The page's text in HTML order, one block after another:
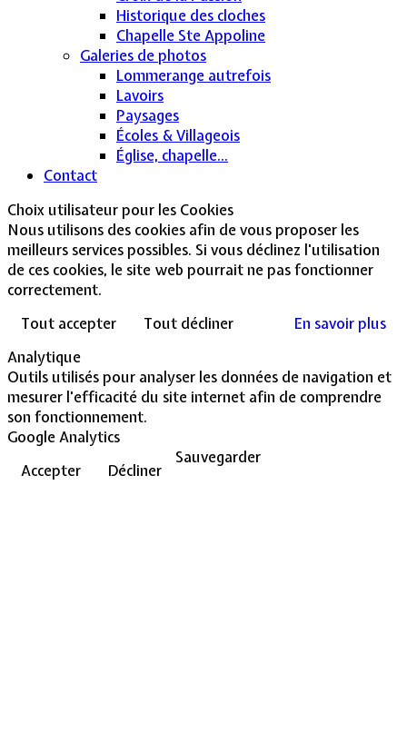
Historique des cloches
Chapelle Ste Appoline
Galeries de photos
Lommerange autrefois
Lavoirs
Paysages
Écoles & Villageois
Église, chapelle...
Contact
Choix utilisateur pour les Cookies
Nous utilisons des cookies afin de vous proposer les
meilleurs services possibles. Si vous déclinez l'utilisation
de ces cookies, le site web pourrait ne pas fonctionner
correctement.
Tout accepter
Tout décliner
En savoir plus
Analytique
Outils utilisés pour analyser les données de navigation et
mesurer l'efficacité du site internet afin de comprendre
son fonctionnement.
Google Analytics
Accepter
Décliner
Sauvegarder